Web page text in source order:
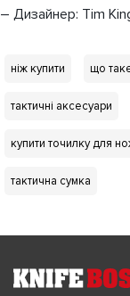
– Дизайнер: Tim
ніж купити що
тактичні аксесуари
купити точилку для
тактична сумка